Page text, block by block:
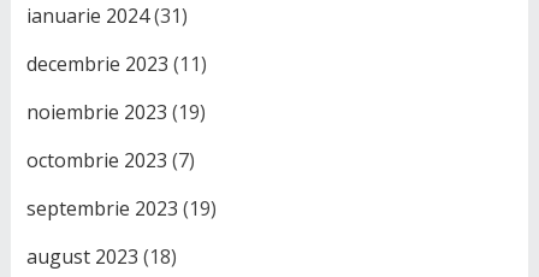
ianuarie 2024(31)
decembrie 2023 (11)
noiembrie 2023 (19)
octombrie 2023 (7)
septembrie 2023 (19)
august 2023 (18)